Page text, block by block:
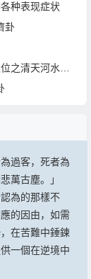
种表现症状
卦
的准确定位和操作
過客，死者為
萬古塵。」
為的那樣不
的因由，如需
在苦難中錘鍊
一個在逆境中